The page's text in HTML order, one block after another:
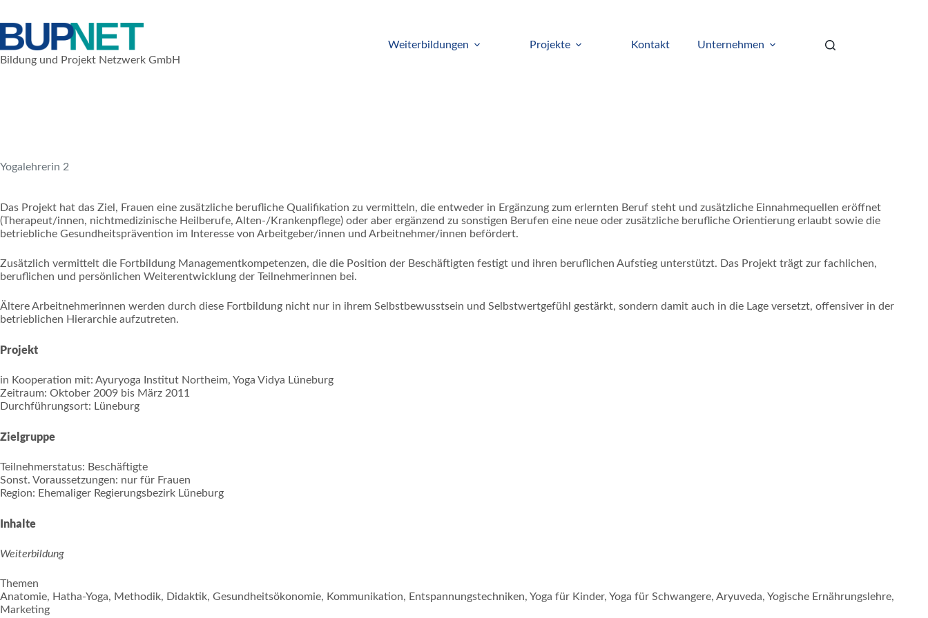
springen
Bildung und Projekt Netzwerk GmbH
Weiterbildungen Projekte Kontakt Unternehmen
Yogalehrerin 2
Das Projekt hat das Ziel, Frauen eine zusätzliche berufliche Qualifikation zu vermitteln, die entweder in Ergänzung zum erlernten Beruf steht und zusätzliche Einnahmequellen eröffnet
(Therapeut/innen, nichtmedizinische Heilberufe, Alten-/Krankenpflege) oder aber ergänzend zu sonstigen Berufen eine neue oder zusätzliche berufliche Orientierung erlaubt sowie die
betriebliche Gesundheitsprävention im Interesse von Arbeitgeber/innen und Arbeitnehmer/innen befördert.
Zusätzlich vermittelt die Fortbildung Managementkompetenzen, die die Position der Beschäftigten festigt und ihren beruflichen Aufstieg unterstützt. Das Projekt trägt zur fachlichen,
beruflichen und persönlichen Weiterentwicklung der Teilnehmerinnen bei.
Ältere Arbeitnehmerinnen werden durch diese Fortbildung nicht nur in ihrem Selbstbewusstsein und Selbstwertgefühl gestärkt, sondern damit auch in die Lage versetzt, offensiver in der
betrieblichen Hierarchie aufzutreten.
Projekt
in Kooperation mit: Ayuryoga Institut Northeim, Yoga Vidya Lüneburg
Zeitraum: Oktober 2009 bis März 2011
Durchführungsort: Lüneburg
Zielgruppe
Teilnehmerstatus: Beschäftigte
Sonst. Voraussetzungen: nur für Frauen
Region: Ehemaliger Regierungsbezirk Lüneburg
Inhalte
Weiterbildung
Themen
Anatomie, Hatha-Yoga, Methodik, Didaktik, Gesundheitsökonomie, Kommunikation, Entspannungstechniken, Yoga für Kinder, Yoga für Schwangere, Aryuveda, Yogische Ernährungslehre,
Marketing